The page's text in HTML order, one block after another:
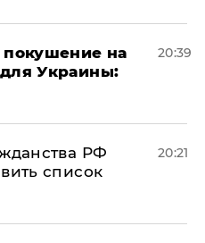
покушение на
Украины:
20:39
РФ
список
20:21